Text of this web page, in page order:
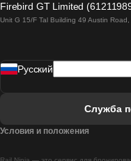
Поезд
Firebird GT Limited
Unit G 15/F Tal Building 49 Austin
Pусский
Служба
Условия и положения